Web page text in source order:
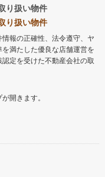
り扱い物件
り扱い物件
報の正確性、法令遵守、ヤ
満たした優良な店舗運営を
定を受けた不動産会社の取
開きます。